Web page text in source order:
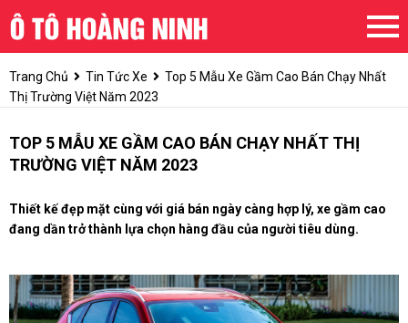
Trang Chủ Tin Tức Xe
Top 5 Mẫu Xe Gầm Cao Bán Chạy Nhất
Thị Trường Việt Năm 2023
TOP 5 MẪU XE GẦM CAO BÁN CHẠY NHẤT THỊ
TRƯỜNG VIỆT NĂM 2023
Thiết kế đẹp mặt cùng với giá bán ngày càng hợp lý, xe gầm cao
đang dần trở thành lựa chọn hàng đầu của người tiêu dùng.